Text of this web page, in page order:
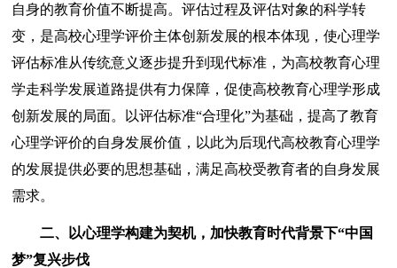
自身的教育价值不断提高。评估过程及评估对象的科学转
变，是高校心理学评价主体创新发展的根本体现，使心理学
评估标准从传统意义逐步提升到现代标准，为高校教育心理
学走科学发展道路提供有力保障，促使高校教育心理学形成
创新发展的局面。以评估标准“合理化”为基础，提高了教育
心理学评价的自身发展价值，以此为后现代高校教育心理学
的发展提供必要的思想基础，满足高校受教育者的自身发展
需求。
二、以心理学构建为契机，加快教育时代背景下“中国
梦”复兴步伐